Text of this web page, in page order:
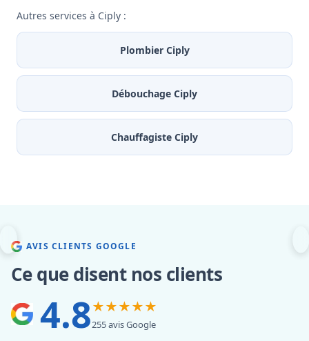
Autres services à Ciply :
Plombier Ciply
Débouchage Ciply
Chauffagiste Ciply
AVIS CLIENTS GOOGLE
Ce que disent nos clients
4.8★★★★★
255 avis Google